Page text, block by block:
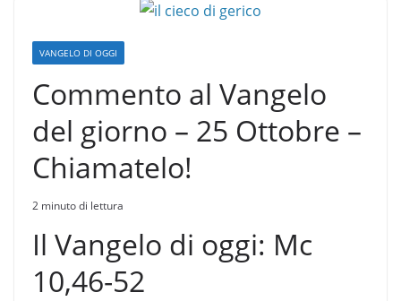
VANGELO DI OGGI
Commento al Vangelo
del giorno – 25 Ottobre –
Chiamatelo!
2 minuto di lettura
Il Vangelo di oggi: Mc
10,46-52